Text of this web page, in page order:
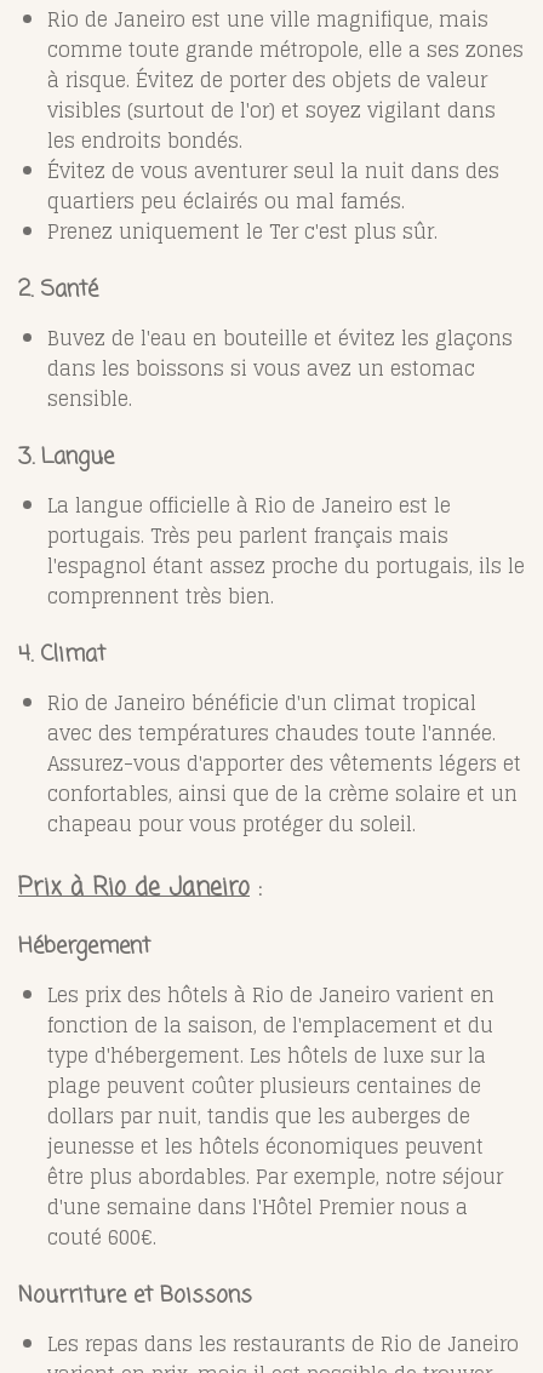
Rio de Janeiro est une ville magnifique, mais
comme toute grande métropole, elle a ses zones
à risque. Évitez de porter des objets de valeur
visibles (surtout de l'or) et soyez vigilant dans
les endroits bondés.
Évitez de vous aventurer seul la nuit dans des
quartiers peu éclairés ou mal famés.
Prenez uniquement le Ter c'est plus sûr.
2. Santé
Buvez de l'eau en bouteille et évitez les glaçons
dans les boissons si vous avez un estomac
sensible.
3. Langue
La langue officielle à Rio de Janeiro est le
portugais. Très peu parlent français mais
l'espagnol étant assez proche du portugais, ils le
comprennent très bien.
4. Climat
Rio de Janeiro bénéficie d'un climat tropical
avec des températures chaudes toute l'année.
Assurez-vous d'apporter des vêtements légers et
confortables, ainsi que de la crème solaire et un
chapeau pour vous protéger du soleil.
Prix à Rio de Janeiro :
Hébergement
Les prix des hôtels à Rio de Janeiro varient en
fonction de la saison, de l'emplacement et du
type d'hébergement. Les hôtels de luxe sur la
plage peuvent coûter plusieurs centaines de
dollars par nuit, tandis que les auberges de
jeunesse et les hôtels économiques peuvent
être plus abordables. Par exemple, notre séjour
d'une semaine dans l'Hôtel Premier nous a
couté 600€.
Nourriture et Boissons
Les repas dans les restaurants de Rio de Janeiro